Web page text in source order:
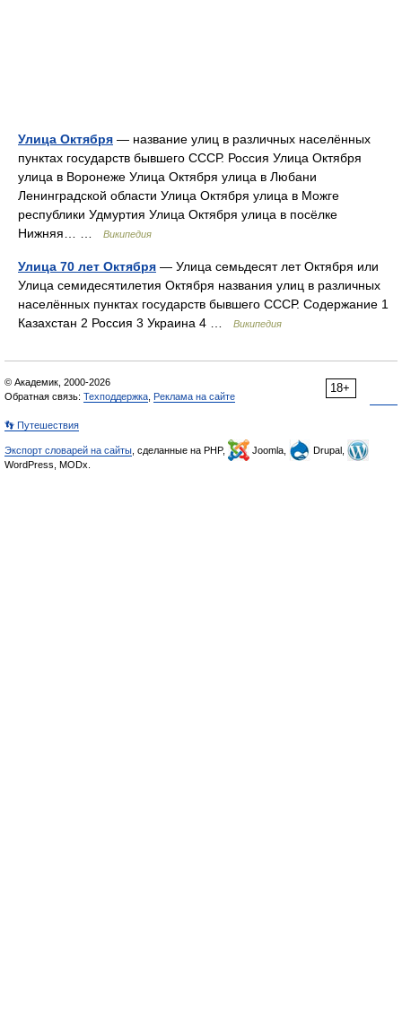
Улица Октября — название улиц в различных населённых
пунктах государств бывшего СССР. Россия Улица Октября
улица в Воронеже Улица Октября улица в Любани
Ленинградской области Улица Октября улица в Можге
республики Удмуртия Улица Октября улица в посёлке
Нижняя… …
Википедия
Улица 70 лет Октября — Улица семьдесят лет Октября или
Улица семидесятилетия Октября названия улиц в различных
населённых пунктах государств бывшего СССР. Содержание 1
Казахстан 2 Россия 3 Украина 4 …
Википедия
18+
© Академик, 2000-2026
Обратная связь: Техподдержка Реклама на сайте
👣 Путешествия
Экспорт словарей на сайты , сделанные на PHP, Joomla,
Drupal,
WordPress, MODx.